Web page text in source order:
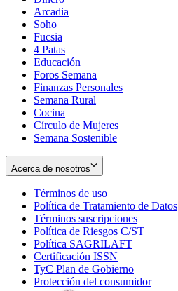
Arcadia
Soho
in
new
window
Fucsia
in
new
window
4 Patas
Educación
Foros Semana
Finanzas Personales
Semana Rural
Cocina
Círculo de Mujeres
Semana Sostenible
Acerca de nosotros
Términos de uso
in
new
window
Política de Tratamiento de Datos
Términos suscripciones
in
Política de Riesgos C/ST
Política SAGRILAFT
new
window
Certificación ISSN
in
new
TyC Plan de Gobierno
in
Protección del consumidorOpens